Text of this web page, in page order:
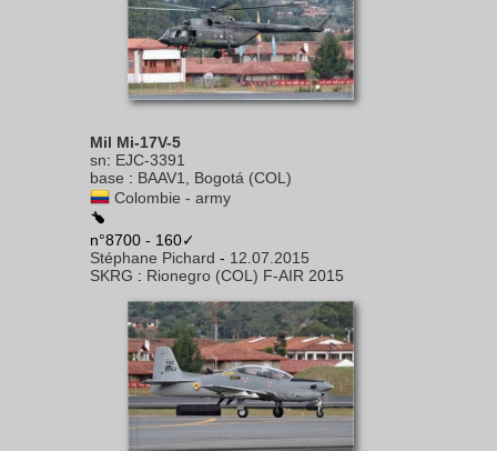
Mil Mi-17V-5
sn: EJC-3391
base : BAAV1, Bogotá (COL)
Colombie - army
n°8700 - 160✓
Stéphane Pichard - 12.07.2015
SKRG : Rionegro (COL) F-AIR 2015